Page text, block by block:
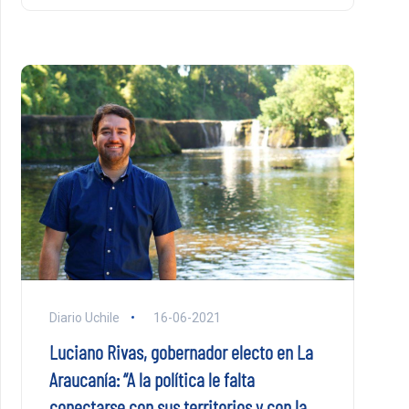
Diario Uchile 16-06-2021
Luciano Rivas, gobernador electo en La
Araucanía: “A la política le falta